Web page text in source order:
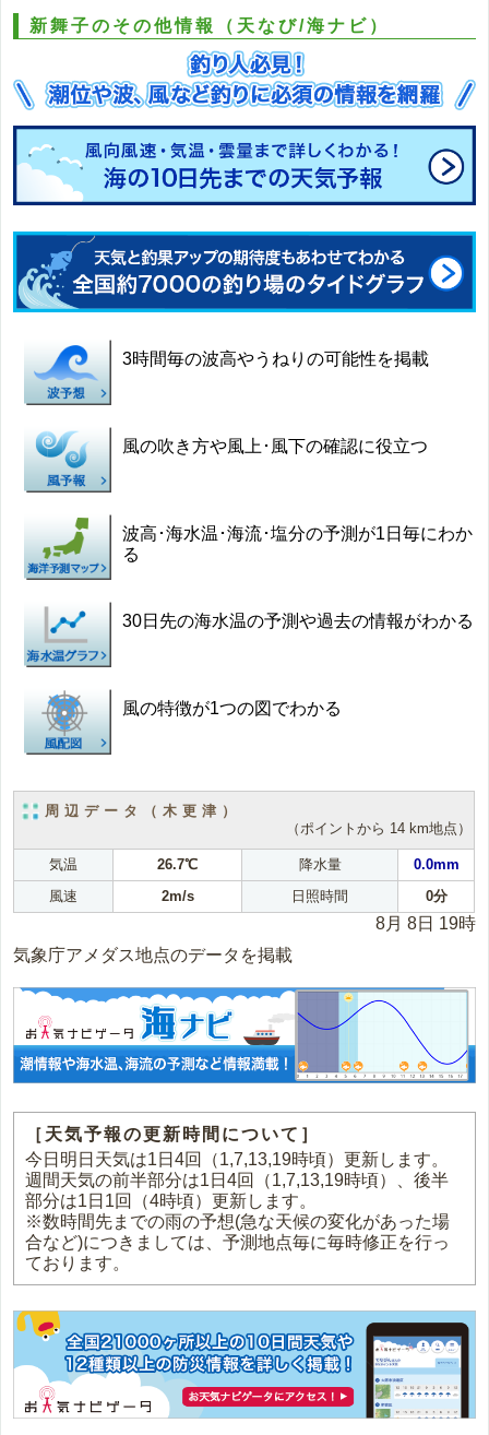
新舞子のその他情報（天なび/海ナビ）
3時間毎の波高やうねりの可能性を掲載
風の吹き方や風上･風下の確認に役立つ
波高･海水温･海流･塩分の予測が1日毎にわか
る
30日先の海水温の予測や過去の情報がわかる
風の特徴が1つの図でわかる
周辺データ（木更津）
（ポイントから 14 km地点）
気温 26.7℃ 降水量
0.0mm
風速
2m/s 日照時間 0分
8月 8日 19時
気象庁アメダス地点のデータを掲載
［天気予報の更新時間について］
今日明日天気は1日4回（1,7,13,19時頃）更新します。
週間天気の前半部分は1日4回（1,7,13,19時頃）、後半
部分は1日1回（4時頃）更新します。
※数時間先までの雨の予想(急な天候の変化があった場
合など)につきましては、予測地点毎に毎時修正を行っ
ております。